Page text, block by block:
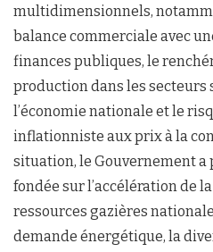
multidimensionnels,
balance commerciale avec
finances publiques, le
production dans les secteurs
l’économie nationale et le
inflationniste aux prix à la
situation, le Gouvernement
fondée sur l’accélération de
ressources gazières
demande énergétique, la